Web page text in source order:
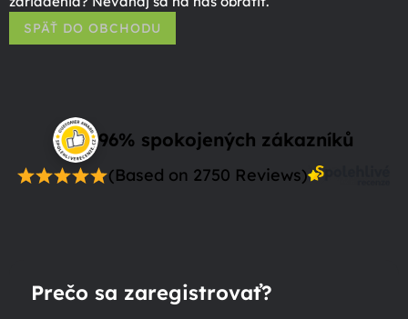
SPÄŤ DO OBCHODU
96% spokojených zákazníků
(Based on 2750 Reviews)
Prečo sa zaregistrovať?